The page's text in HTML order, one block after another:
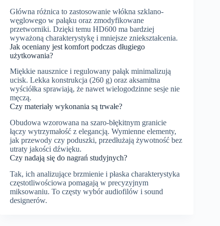
Główna różnica to zastosowanie włókna szklano-
węglowego w pałąku oraz zmodyfikowane
przetworniki. Dzięki temu HD600 ma bardziej
wyważoną charakterystykę i mniejsze zniekształcenia.
Jak oceniany jest komfort podczas długiego
użytkowania?
Miękkie nausznice i regulowany pałąk minimalizują
ucisk. Lekka konstrukcja (260 g) oraz aksamitna
wyściółka sprawiają, że nawet wielogodzinne sesje nie
męczą.
Czy materiały wykonania są trwałe?
Obudowa wzorowana na szaro-błękitnym granicie
łączy wytrzymałość z elegancją. Wymienne elementy,
jak przewody czy poduszki, przedłużają żywotność bez
utraty jakości dźwięku.
Czy nadają się do nagrań studyjnych?
Tak, ich analizujące brzmienie i płaska charakterystyka
częstotliwościowa pomagają w precyzyjnym
miksowaniu. To częsty wybór audiofilów i sound
designerów.